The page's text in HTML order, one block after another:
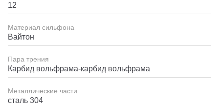
12
Материал сильфона
Вайтон
Пара трения
Карбид вольфрама-карбид вольфрама
Металлические части
сталь 304